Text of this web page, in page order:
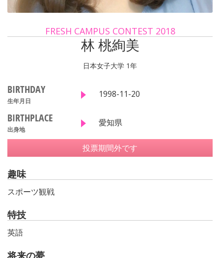
FRESH CAMPUS CONTEST 2018
林 桃絢美
日本女子大学 1年
BIRTHDAY
生年月日
1998-11-20
BIRTHPLACE
出身地
愛知県
投票期間外です
趣味
スポーツ観戦
特技
英語